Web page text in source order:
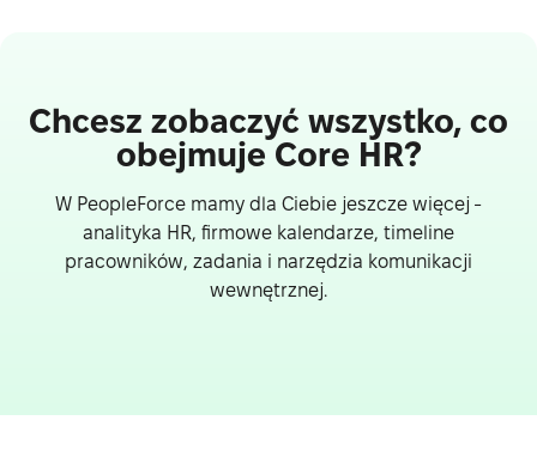
Chcesz zobaczyć wszystko, co
obejmuje Core HR?
W PeopleForce mamy dla Ciebie jeszcze więcej -
analityka HR, firmowe kalendarze, timeline
pracowników, zadania i narzędzia komunikacji
wewnętrznej.